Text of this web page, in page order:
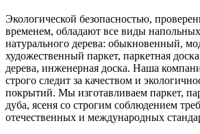
Экологической безопасностью,
временем, обладают все виды
натурального дерева: обыкновенный,
художественный паркет, паркетная
дерева, инженерная доска. Наша
строго следит за качеством и
покрытий. Мы изготавливаем паркет,
дуба, ясеня со строгим соблюдением
отечественных и международных